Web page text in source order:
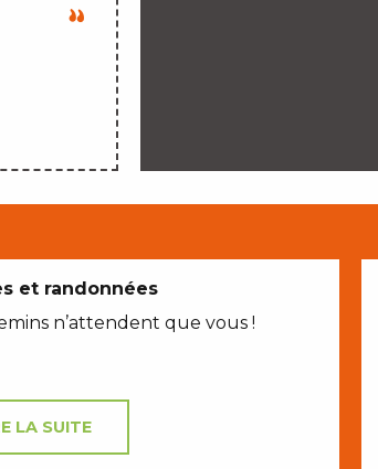
et randonnées
n’attendent que vous !
LA SUITE